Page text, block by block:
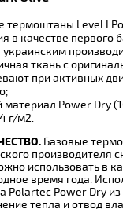
термоштаны Level I
в качестве первого
ткань с
при активных
Power Dry
г/м2.
Базовые
производителя
использовать в
время года.
Polartec Power Dry из
тепла и отвод